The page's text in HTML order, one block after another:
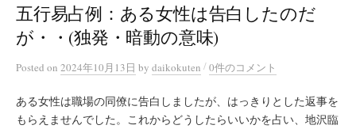
五行易占例：ある女性は告白したのだ
が・・(独発・暗動の意味)
Posted on 2024年10月13日 by daikokuten /0件のコメント
ある女性は職場の同僚に告白しましたが、はっきりとした返事を
もらえませんでした。これからどうしたらいいかを占い、地沢臨